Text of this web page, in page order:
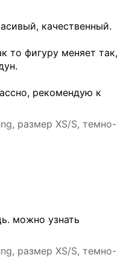
качественный.
то фигуру меняет так,
рекомендую к
размер XS/S, темно-
можно узнать
размер XS/S, темно-